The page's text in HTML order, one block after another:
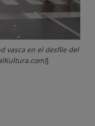
vasca en el desfile del
]